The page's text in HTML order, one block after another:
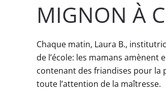
MIGNON À
Chaque matin, Laura B.,
de l’école: les mamans
contenant des friandises pour la
toute l’attention de la maîtresse.